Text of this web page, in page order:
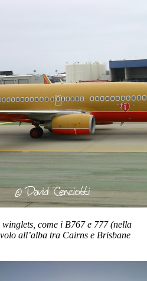
come i B767 e 777 (nella
all’alba tra Cairns e Brisbane